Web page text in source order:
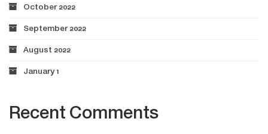
October 2022
September 2022
August 2022
January 1
Recent Comments